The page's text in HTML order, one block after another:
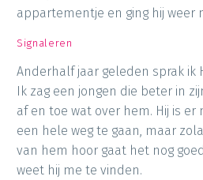
appartementje en ging hij weer
Signaleren
Anderhalf jaar geleden sprak ik
Ik zag een jongen die beter in
af en toe wat over hem. Hij is
een hele weg te gaan, maar
van hem hoor gaat het nog
weet hij me te vinden.